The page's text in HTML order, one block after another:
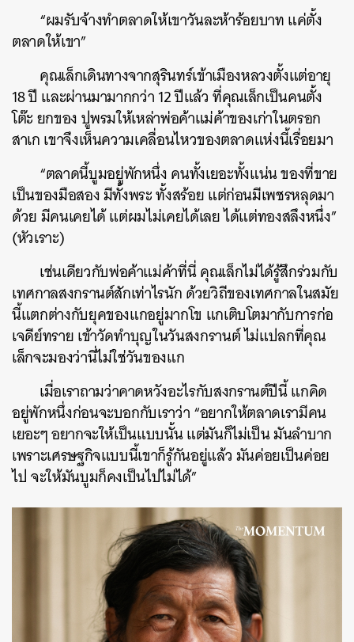
“ผมรับจ้างทำตลาดให้เขาวันละห้าร้อยบาท แค่ตั้ง
ตลาดให้เขา”
คุณเล็กเดินทางจากสุรินทร์เข้าเมืองหลวงตั้งแต่อายุ
18 ปี และผ่านมามากกว่า 12 ปีแล้ว ที่คุณเล็กเป็นคนตั้ง
โต๊ะ ยกของ ปูพรมให้เหล่าพ่อค้าแม่ค้าของเก่าในตรอก
สาเก เขาจึงเห็นความเคลื่อนไหวของตลาดแห่งนี้เรื่อยมา
“ตลาดนี้บูมอยู่พักหนึ่ง คนทั้งเยอะทั้งแน่น ของที่ขาย
เป็นของมือสอง มีทั้งพระ ทั้งสร้อย แต่ก่อนมีเพชรหลุดมา
ด้วย มีคนเคยได้ แต่ผมไม่เคยได้เลย ได้แต่ทองสลึงหนึ่ง”
(หัวเราะ)
เช่นเดียวกับพ่อค้าแม่ค้าที่นี่ คุณเล็กไม่ได้รู้สึกร่วมกับ
เทศกาลสงกรานต์สักเท่าไรนัก ด้วยวิถีของเทศกาลในสมัย
นี้แตกต่างกับยุคของแกอยู่มากโข แกเติบโตมากับการก่อ
เจดีย์ทราย เข้าวัดทำบุญในวันสงกรานต์ ไม่แปลกที่คุณ
เล็กจะมองว่านี่ไม่ใช่วันของแก
เมื่อเราถามว่าคาดหวังอะไรกับสงกรานต์ปีนี้ แกคิด
อยู่พักหนึ่งก่อนจะบอกกับเราว่า “อยากให้ตลาดเรามีคน
เยอะๆ อยากจะให้เป็นแบบนั้น แต่มันก็ไม่เป็น มันลำบาก
เพราะเศรษฐกิจแบบนี้เขาก็รู้กันอยู่แล้ว มันค่อยเป็นค่อย
ไป จะให้มันบูมก็คงเป็นไปไม่ได้”